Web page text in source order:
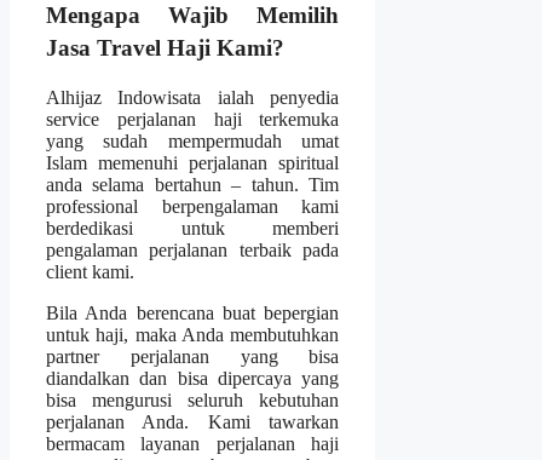
Mengapa Wajib Memilih
Jasa Travel Haji Kami?
Alhijaz Indowisata ialah penyedia
service perjalanan haji terkemuka
yang sudah mempermudah umat
Islam memenuhi perjalanan spiritual
anda selama bertahun – tahun. Tim
professional berpengalaman kami
berdedikasi untuk memberi
pengalaman perjalanan terbaik pada
client kami.
Bila Anda berencana buat bepergian
untuk haji, maka Anda membutuhkan
partner perjalanan yang bisa
diandalkan dan bisa dipercaya yang
bisa mengurusi seluruh kebutuhan
perjalanan Anda. Kami tawarkan
bermacam layanan perjalanan haji